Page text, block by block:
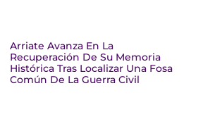
Arriate Avanza En La
Recuperación De Su Memoria
Histórica Tras Localizar Una Fosa
Común De La Guerra Civil